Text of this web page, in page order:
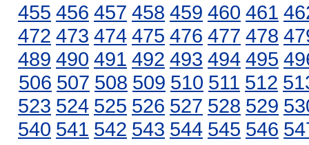
455 456 457 458 459 460 461
472 473 474 475 476 477 478
489 490 491 492 493 494 495
506 507 508 509 510 511 512
523 524 525 526 527 528 529
540 541 542 543 544 545 546